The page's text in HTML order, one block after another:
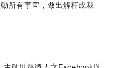
所有事宜，做出解釋或裁